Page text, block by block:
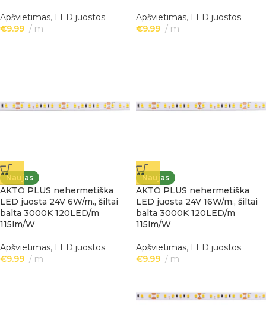
Apšvietimas, LED juostos
€9.99 m
Apšvietimas, LED juostos
€9.99 m
Naujas
AKTO PLUS nehermetiška
LED juosta 24V 6W/m., šiltai
balta 3000K 120LED/m
115lm/W
Apšvietimas, LED juostos
€9.99 m
Naujas
AKTO PLUS nehermetiška
LED juosta 24V 16W/m., šiltai
balta 3000K 120LED/m
115lm/W
Apšvietimas, LED juostos
€9.99 m